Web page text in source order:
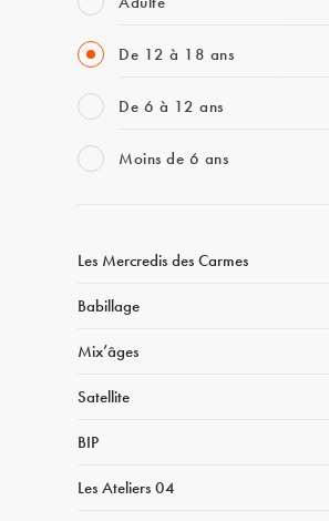
De 12 à 18 ans
De 6 à 12 ans
Moins de 6 ans
Les Mercredis des Carmes
Babillage
Mix’âges
Satellite
BIP
Les Ateliers 04